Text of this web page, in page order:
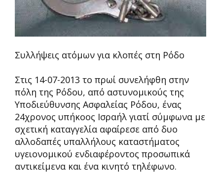
Συλλήψεις ατόμων για κλοπές στη Ρόδο
Στις 14-07-2013 το πρωί συνελήφθη στην
πόλη της Ρόδου, από αστυνομικούς της
Υποδιεύθυνσης Ασφαλείας Ρόδου, ένας
24χρονος υπήκοος Ισραήλ γιατί σύμφωνα με
σχετική καταγγελία αφαίρεσε από δυο
αλλοδαπές υπαλλήλους καταστήματος
υγειονομικού ενδιαφέροντος προσωπικά
αντικείμενα και ένα κινητό τηλέφωνο.